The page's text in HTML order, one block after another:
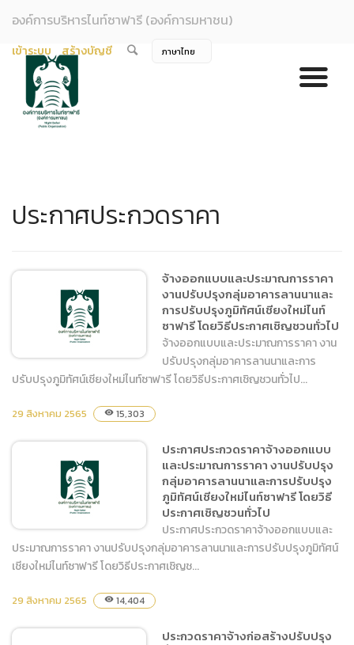
องค์การบริหารไนท์ซาฟารี (องค์การมหาชน)
เข้าระบบ สร้างบัญชี
ประกาศประกวดราคา
จ้างออกแบบและประมาณการ
ลานนาและการปรับปรุงภูมิ
ทัศน์เชียงใหม่ไนท์ซาฟารี โดย
วิธีประกาศเชิญชวนทั่วไป
จ้างออกแบบและประมาณการราคา
งานปรับปรุงกลุ่มอาคารลานนาและ
การปรับปรุงภูมิทัศน์เชียงใหม่ไนท์
ซาฟารี โดยวิธีประกาศเชิญชวนทั่วไป
จ้างออกแบบและประมาณการราคา งาน
ปรับปรุงกลุ่มอาคารลานนาและการ
ปรับปรุงภูมิทัศน์เชียงใหม่ไนท์ซาฟารี โดยวิธีประกาศเชิญชวนทั่วไป...
29 สิงหาคม 2565 visibility 15,303
ออกแบบและประมาณการ
ประกาศประกวดราคาจ้างออกแบบ
และประมาณการราคา งานปรับปรุง
กลุ่มอาคารลานนาและการปรับปรุง
ภูมิทัศน์เชียงใหม่ไนท์ซาฟารี โดยวิธี
ประกาศเชิญชวนทั่วไป
ประกาศประกวดราคาจ้างออกแบบและ
ประมาณการราคา งานปรับปรุงกลุ่มอาคารลานนาและการปรับปรุงภูมิทัศน์
เชียงใหม่ไนท์ซาฟารี โดยวิธีประกาศเชิญช...
29 สิงหาคม 2565 visibility 14,404
ประกวดราคาจ้างก่อสร้างปรับปรุง